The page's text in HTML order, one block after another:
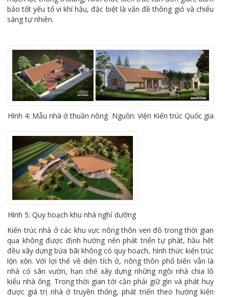
bảo tốt yếu tố vi khí hậu, đặc biệt là vấn đề thông gió và chiếu
sáng tự nhiên.
Hình 4: Mẫu nhà ở thuần nông Nguồn: Viện Kiến trúc Quốc gia
Hình 5: Quy hoạch khu nhà nghỉ dưỡng
Kiến trúc nhà ở các khu vực nông thôn ven đô trong thời gian
qua không được định hướng nên phát triển tự phát, hầu hết
đều xây dựng bừa bãi không có quy hoạch, hình thức kiến trúc
lộn xộn. Với lợi thế về diện tích ở, nông thôn phổ biến vẫn là
nhà có sân vườn, hạn chế xây dựng những ngôi nhà chia lô
kiểu nhà ống. Trong thời gian tới cần phải giữ gìn và phát huy
được giá trị nhà ở truyền thống, phát triển theo hướng kiến